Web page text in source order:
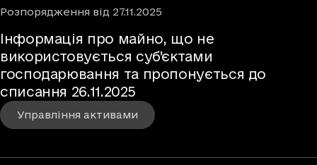
Розпорядження від 27.11.2025
Інформація про майно, що не
використовується суб’єктами
господарювання та пропонується до
списання 26.11.2025
Управління активами